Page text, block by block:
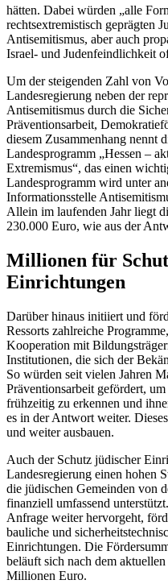
hätten. Dabei würden „alle
rechtsextremistisch geprägten
Antisemitismus, aber auch
Israel- und Judenfeindlichkeit
Um der steigenden Zahl von
Landesregierung neben der
Antisemitismus durch die
Präventionsarbeit,
diesem Zusammenhang nennt
Landesprogramm „Hessen –
Extremismus“, das einen
Landesprogramm wird unter
Informationsstelle
Allein im laufenden Jahr liegt
230.000 Euro, wie aus der
Millionen für
Einrichtungen
Darüber hinaus initiiert und
Ressorts zahlreiche
Kooperation mit
Institutionen, die sich der
So würden seit vielen Jahren
Präventionsarbeit gefördert,
frühzeitig zu erkennen und
es in der Antwort weiter.
und weiter ausbauen.
Auch der Schutz jüdischer
Landesregierung einen hohen
die jüdischen Gemeinden von
finanziell umfassend
Anfrage weiter hervorgeht,
bauliche und
Einrichtungen. Die
beläuft sich nach dem
Millionen Euro.